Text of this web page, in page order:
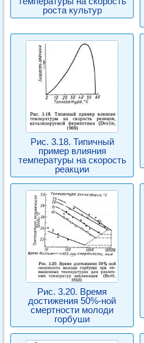
роста культур
Рис. 3.18. Типичный
пример влияния
температуры на скорость
реакции
Рис. 3.20. Время
достижения 50%-ной
смертности молоди
горбуши